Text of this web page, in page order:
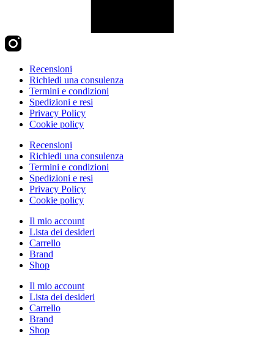
Recensioni
Richiedi una consulenza
Termini e condizioni
Spedizioni e resi
Privacy Policy
Cookie policy
Recensioni
Richiedi una consulenza
Termini e condizioni
Spedizioni e resi
Privacy Policy
Cookie policy
Il mio account
Lista dei desideri
Carrello
Brand
Shop
Il mio account
Lista dei desideri
Carrello
Brand
Shop